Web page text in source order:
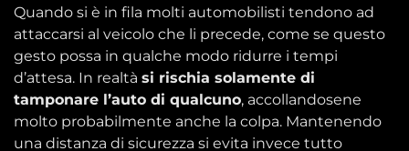
Quando si è in fila molti automobilisti tendono ad
attaccarsi al veicolo che li precede, come se questo
gesto possa in qualche modo ridurre i tempi
d’attesa. In realtà si rischia solamente di
tamponare l’auto di qualcuno, accollandosene
molto probabilmente anche la colpa. Mantenendo
una distanza di sicurezza si evita invece tutto